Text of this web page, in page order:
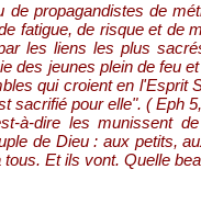
propagandistes de
fatigue, de risque et de
les liens les plus
des jeunes plein de feu
qui croient en l'Esprit
sacrifié pour elle". ( Eph
à-dire les munissent de
de Dieu : aux petits,
Et ils vont. Quelle